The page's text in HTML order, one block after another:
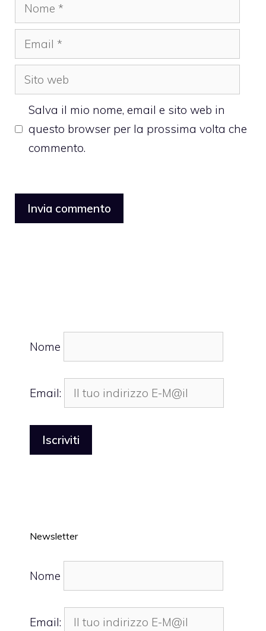
Email
Sito
web
Salva il mio nome, email e sito web in
questo browser per la prossima volta che
commento.
Nome
Email:
Newsletter
Nome
Email: